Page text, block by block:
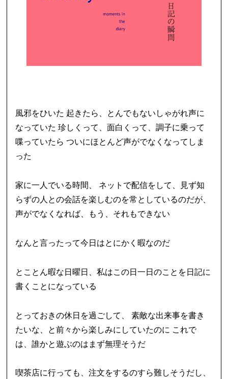
風邪をひいた 起きたら、とんでもないしゃがれ声に
なっていた 珍しくって、面白くって、調子に乗って
喋っていたら ついにほとんど声がでなくなってしま
った
家に一人でいる時間、 ネットで配信をして、見ず知
らずの人との会話を楽しむのを常としているのだが、
声がでなくなれば、もう、それもできない
なんと言ったって今日はとにかく暇なのだ
とことん暇な日曜日、私はこの日一日のことを日記に
書くことになっている
とっておきの休日を過ごして、 素敵な出来事を書き
たいな、と前々から楽しみにしていたのに これで
は、誰かと遊ぶのはまず無理そうだ
喫茶店に行っても、注文をするのすら難しそうだし、